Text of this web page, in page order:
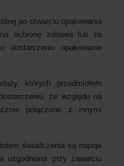
po otwarciu opakowania
ochronę zdrowia lub ze
dostarczeniu opakowanie
których przedmiotem
ze względu na
połączone z innymi
świadczenia są napoje
uzgodniona przy zawarciu